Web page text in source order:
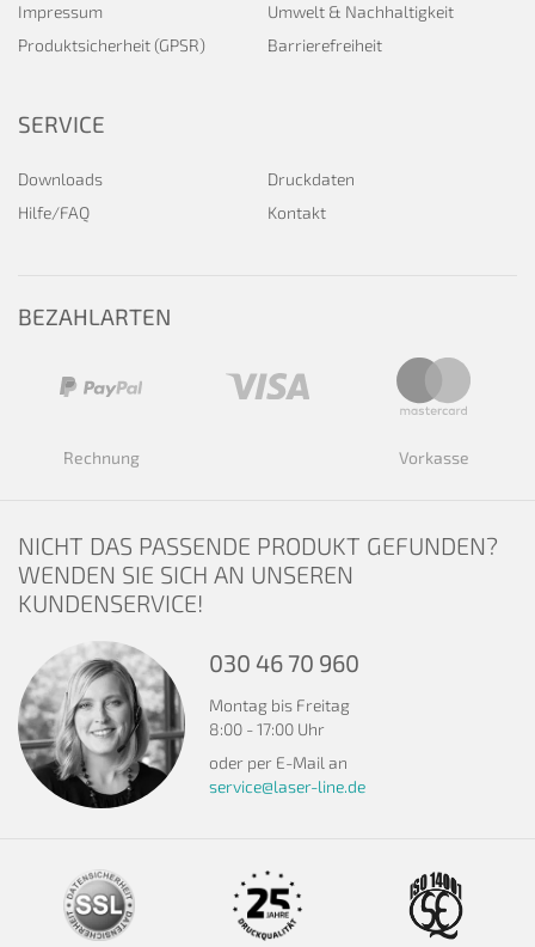
Impressum
Umwelt & Nachhaltigkeit
Produktsicherheit (GPSR)
Barrierefreiheit
SERVICE
Downloads
Druckdaten
Hilfe/FAQ
Kontakt
BEZAHLARTEN
Rechnung Vorkasse
NICHT DAS PASSENDE PRODUKT GEFUNDEN?
WENDEN SIE SICH AN UNSEREN
KUNDENSERVICE!
030 46 70 960
Montag bis Freitag
8:00 - 17:00 Uhr
oder per E-Mail an
service@laser-line.de